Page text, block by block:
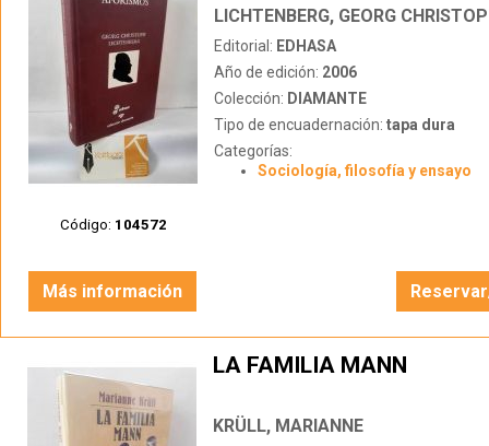
Código: 104572
LICHTENBERG, GEORG
Editorial: EDHASA
Año de edición: 2006
Colección: DIAMANTE
Tipo de encuadernación: tapa dura
Categorías:
Sociología, filosofía y ensayo
Más información
LA FAMILIA MANN
KRÜLL, MARIANNE